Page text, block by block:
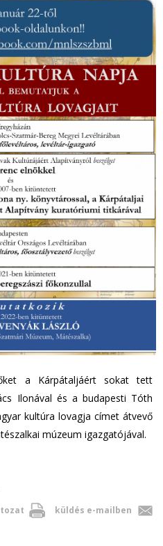
a Kárpátaljáért sokat tett
Ilonával és a budapesti Tóth
kultúra lovagja címet átvevő
múzeum igazgatójával.
küldés e-mailben